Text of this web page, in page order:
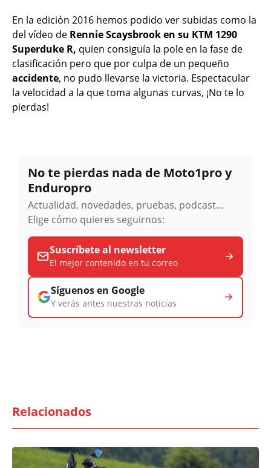
En la edición 2016 hemos podido ver subidas como la
del vídeo de Rennie Scaysbrook en su KTM 1290
Superduke R, quien consiguía la pole en la fase de
clasificación pero que por culpa de un pequeño
accidente, no pudo llevarse la victoria. Espectacular
la velocidad a la que toma algunas curvas, ¡No te lo
pierdas!
No te pierdas nada de Moto1pro y
Enduropro
Actualidad, novedades, pruebas, podcast...
Elige cómo quieres seguirnos:
Suscríbete al newsletter
El mejor contenido en tu correo
Síguenos en Google
Y verás antes nuestras noticias
Relacionados